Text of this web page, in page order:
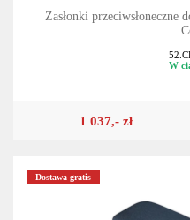
Zasłonki przeciwsłoneczne
W
1 037,- zł
Dostawa gratis